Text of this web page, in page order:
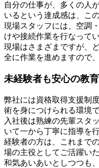
自分の仕事が、多くの人
いるという達成感は、こ
現場スタッフには、空調
けや接続作業を行なって
現場はさまざまですが、
全に作業を進めますので
未経験者も安心の教
弊社には資格取得支援制
術を身につけられる環境で
入社後は熟練の先輩スタ
いて一から丁寧に指導を
経験者の方は、これまで
場の主役としてご活躍い
和気あいあいとしつつも